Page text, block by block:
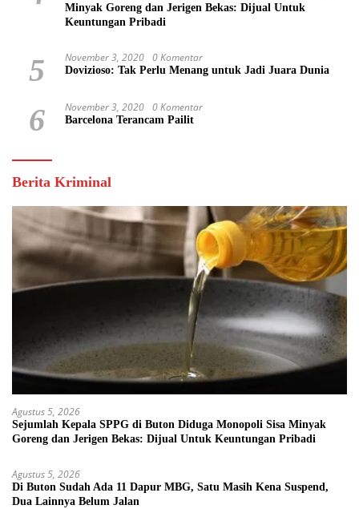
Minyak Goreng dan Jerigen Bekas: Dijual Untuk
Keuntungan Pribadi
5 November 3, 2020 0 Komentar
Dovizioso: Tak Perlu Menang untuk Jadi Juara Dunia
6 November 3, 2020 0 Komentar
Barcelona Terancam Pailit
Berita Kriminal
Agustus 5, 2026
Sejumlah Kepala SPPG di Buton Diduga Monopoli Sisa Minyak
Goreng dan Jerigen Bekas: Dijual Untuk Keuntungan Pribadi
Agustus 5, 2026
Di Buton Sudah Ada 11 Dapur MBG, Satu Masih Kena Suspend,
Dua Lainnya Belum Jalan